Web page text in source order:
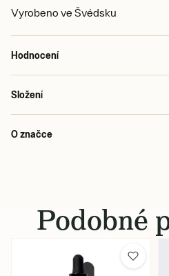
Vyrobeno ve Švédsku
Hodnocení
Složení
O značce
Podobné